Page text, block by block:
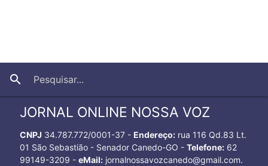
search
JORNAL ONLINE NOSSA VOZ
CNPJ 34.787.772/0001-37 - Endereço:rua 116 Qd.83 Lt.
01 São Sebastião - Senador Canedo-GO - Telefone:62
99149-3209 - eMail:jornalnossavozcanedo@gmail.com.